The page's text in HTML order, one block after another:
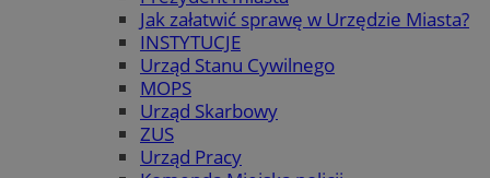
Jak załatwić sprawę w Urzędzie Miasta?
INSTYTUCJE
Urząd Stanu Cywilnego
MOPS
Urząd Skarbowy
ZUS
Urząd Pracy